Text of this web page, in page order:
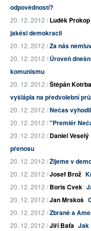
odpovědností?
20. 12. 2012 /Luděk Prokop
jakési demokracii
20. 12. 2012 /Za nás
20. 12. 2012 /Úroveň
komunismu
20. 12. 2012 /Štěpán Kotrba
vyšlápla na předvolební
20. 12. 2012 /Nečas
20. 12. 2012 /"Premiér
20. 12. 2012 /Daniel Veselý
přenosu
20. 12. 2012 /Žijeme v
20. 12. 2012 /Josef Brož
20. 12. 2012 /Boris Cvek
20. 12. 2012 /Jan Mrskoš
20. 12. 2012 /Zbraně a
20. 12. 2012 /Jiří Baťa Jak